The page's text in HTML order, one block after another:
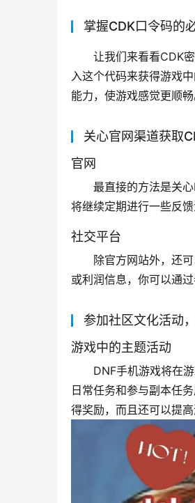
掌握CDK口令码的
让我们来看看CDK
入这个代码来获得游戏
能力，使游戏感觉更顺畅
关心官网渠道获取
官网
最直接的方法是关
将继续定期进行一些反
社交平台
除官方网站外，还
或利润信息，你可以通
参加社区文化活动
游戏中的主题活动
DNF手机游戏将在
日常任务和参与副本任
得奖励，而且还可以提高